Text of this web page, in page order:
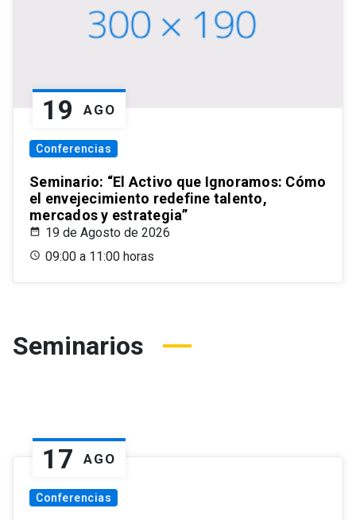
19 AGO
Conferencias
Seminario: “El Activo que Ignoramos: Cómo
el envejecimiento redefine talento,
mercados y estrategia”
19 de Agosto de 2026
09:00 a 11:00 horas
Seminarios
17 AGO
Conferencias